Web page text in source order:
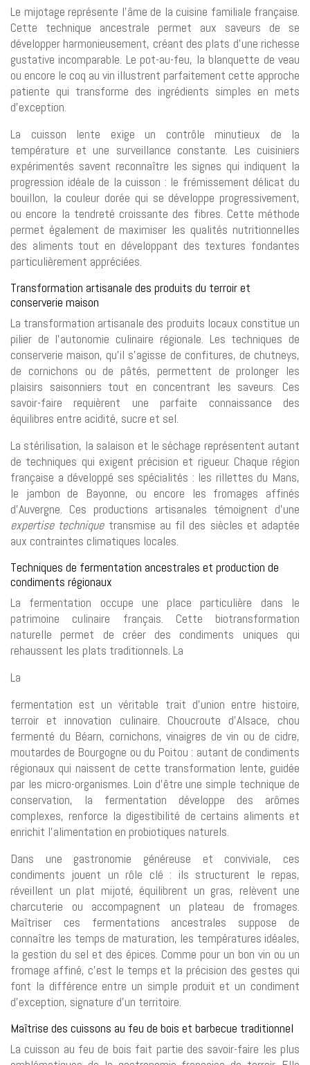
Le mijotage représente l’âme de la cuisine familiale française.
Cette technique ancestrale permet aux saveurs de se
développer harmonieusement, créant des plats d’une richesse
gustative incomparable. Le pot-au-feu, la blanquette de veau
ou encore le coq au vin illustrent parfaitement cette approche
patiente qui transforme des ingrédients simples en mets
d’exception.
La cuisson lente exige un contrôle minutieux de la
température et une surveillance constante. Les cuisiniers
expérimentés savent reconnaître les signes qui indiquent la
progression idéale de la cuisson : le frémissement délicat du
bouillon, la couleur dorée qui se développe progressivement,
ou encore la tendreté croissante des fibres. Cette méthode
permet également de maximiser les qualités nutritionnelles
des aliments tout en développant des textures fondantes
particulièrement appréciées.
Transformation artisanale des produits du terroir et
conserverie maison
La transformation artisanale des produits locaux constitue un
pilier de l’autonomie culinaire régionale. Les techniques de
conserverie maison, qu’il s’agisse de confitures, de chutneys,
de cornichons ou de pâtés, permettent de prolonger les
plaisirs saisonniers tout en concentrant les saveurs. Ces
savoir-faire requièrent une parfaite connaissance des
équilibres entre acidité, sucre et sel.
La stérilisation, la salaison et le séchage représentent autant
de techniques qui exigent précision et rigueur. Chaque région
française a développé ses spécialités : les rillettes du Mans,
le jambon de Bayonne, ou encore les fromages affinés
d’Auvergne. Ces productions artisanales témoignent d’une
expertise techniquetransmise au fil des siècles et adaptée
aux contraintes climatiques locales.
Techniques de fermentation ancestrales et production de
condiments régionaux
La fermentation occupe une place particulière dans le
patrimoine culinaire français. Cette biotransformation
naturelle permet de créer des condiments uniques qui
rehaussent les plats traditionnels. La
La
fermentation est un véritable trait d’union entre histoire,
terroir et innovation culinaire. Choucroute d’Alsace, chou
fermenté du Béarn, cornichons, vinaigres de vin ou de cidre,
moutardes de Bourgogne ou du Poitou : autant de condiments
régionaux qui naissent de cette transformation lente, guidée
par les micro-organismes. Loin d’être une simple technique de
conservation, la fermentation développe des arômes
complexes, renforce la digestibilité de certains aliments et
enrichit l’alimentation en probiotiques naturels.
Dans une gastronomie généreuse et conviviale, ces
condiments jouent un rôle clé : ils structurent le repas,
réveillent un plat mijoté, équilibrent un gras, relèvent une
charcuterie ou accompagnent un plateau de fromages.
Maîtriser ces fermentations ancestrales suppose de
connaître les temps de maturation, les températures idéales,
la gestion du sel et des épices. Comme pour un bon vin ou un
fromage affiné, c’est le temps et la précision des gestes qui
font la différence entre un simple produit et un condiment
d’exception, signature d’un territoire.
Maîtrise des cuissons au feu de bois et barbecue traditionnel
La cuisson au feu de bois fait partie des savoir-faire les plus